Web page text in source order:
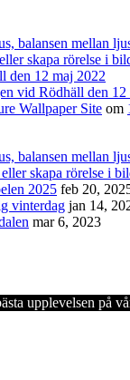
balansen mellan
skapa rörelse i
den 12 maj 2022
vid Rödhäll den
Wallpaper Site om
balansen mellan
skapa rörelse i
2025 feb 20,
vinterdag jan 14,
mar 6, 2023
upplevelsen på